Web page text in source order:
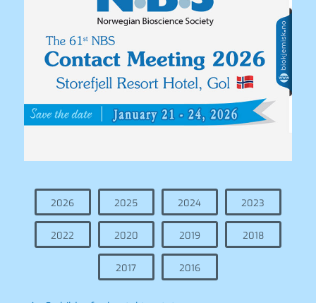
2026 2025 2024 2023
2022 2020 2019 2018
2017 2016